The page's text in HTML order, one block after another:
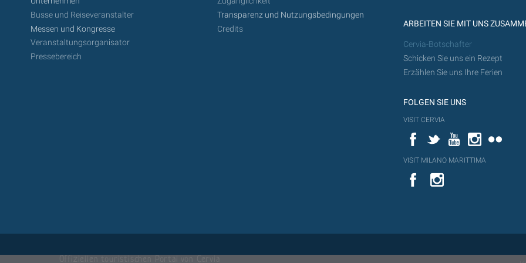
Busse und Reiseveranstalter
Messen und Kongresse
Veranstaltungsorganisator
Pressebereich
Transparenz und Nutzungsbedingungen
Credits
ARBEITEN SIE MIT UNS
Cervia-Botschafter
Schicken Sie uns ein Rezept
Erzählen Sie uns Ihre Ferien
FOLGEN SIE UNS
VISIT CERVIA
FacebookTwitterYouTubeInstagram
VISIT MILANO MARITTIMA
YouTube